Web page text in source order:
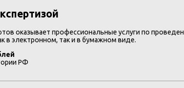
оказывает профессиональные услуги по
в электронном, так и в бумажном виде.
РФ